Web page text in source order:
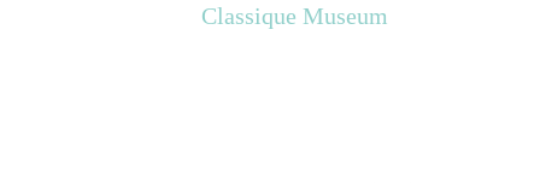
Classique Museum